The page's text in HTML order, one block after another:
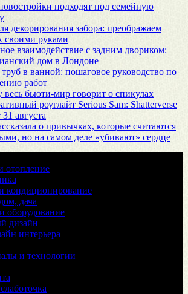
подходят под семейную
декорирования забора: преображаем
своими руками
взаимодействие с задним двориком:
дом в Лондоне
в ванной: пошаговое руководство по
работ
весь бьюти-мир говорит о спикулах
роуглайт Serious Sam: Shatterverse
августа
о привычках, которые считаются
но на самом деле «убивают» сердце
отопление
кондиционирование
дача
оборудование
дизайн
интерьера
и технологии